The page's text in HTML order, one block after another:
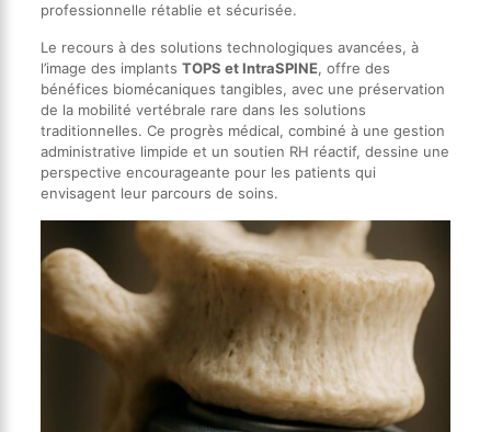
professionnelle rétablie et sécurisée.
Le recours à des solutions technologiques avancées, à
l’image des implants TOPS et IntraSPINE, offre des
bénéfices biomécaniques tangibles, avec une préservation
de la mobilité vertébrale rare dans les solutions
traditionnelles. Ce progrès médical, combiné à une gestion
administrative limpide et un soutien RH réactif, dessine une
perspective encourageante pour les patients qui
envisagent leur parcours de soins.